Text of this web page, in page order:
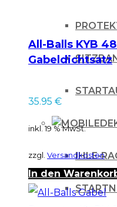
IHLE-
All-Balls KYB
Gabeldichtsatz
Simmerring
35.95 €
inkl. 19 % MwSt.
zzgl. Versandkosten
In den